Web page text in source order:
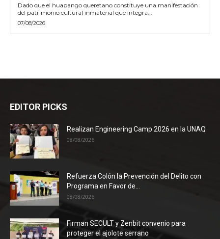
Dado que el huapango queretano constituye una manifestación
del patrimonio cultural inmaterial que integra...
07/08/2026
EDITOR PICKS
Realizan Engineering Camp 2026 en la UNAQ
08/08/2026
Refuerza Colón la Prevención del Delito con
Programa en Favor de...
08/08/2026
Firman SECULT y Zenbit convenio para
proteger el ajolote serrano